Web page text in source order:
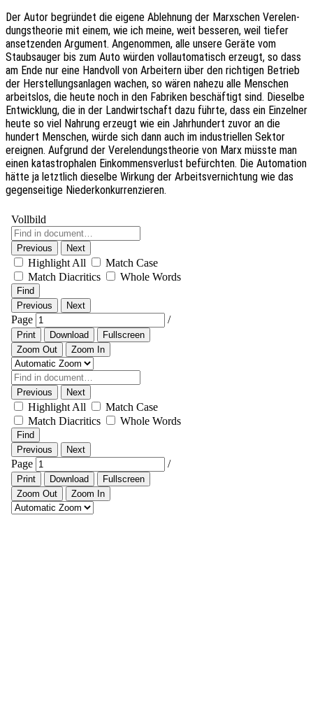
Der Autor begrün­det die eigene Ableh­nung der Marx­schen Verelen­
dungs­theo­rie mit einem, wie ich meine, weit besse­ren, weil tiefer
anset­zen­den Argu­ment. Ange­nom­men, alle unsere Geräte vom
Staub­sauger bis zum Auto würden voll­au­to­ma­tisch erzeugt, so dass
am Ende nur eine Hand­voll von Arbei­tern über den rich­ti­gen Betrieb
der Herstel­lungs­an­la­gen wachen, so wären nahezu alle Menschen
arbeits­los, die heute noch in den Fabri­ken beschäf­tigt sind. Diesel­be
Entwick­lung, die in der Land­wirt­schaft dazu führte, dass ein Einzel­ner
heute so viel Nahrung erzeugt wie ein Jahr­hun­dert zuvor an die
hundert Menschen, würde sich dann auch im indus­tri­el­len Sektor
ereig­nen. Aufgrund der Verelen­dungs­theo­rie von Marx müsste man
einen kata­stro­pha­len Einkom­mens­ver­lust befürch­ten. Die Auto­ma­ti­on
hätte ja letzt­lich diesel­be Wirkung der Arbeits­ver­nich­tung wie das
gegen­sei­ti­ge Niederkonkurrenzieren.